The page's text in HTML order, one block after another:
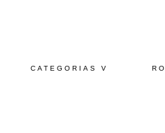
CATEGORIAS V